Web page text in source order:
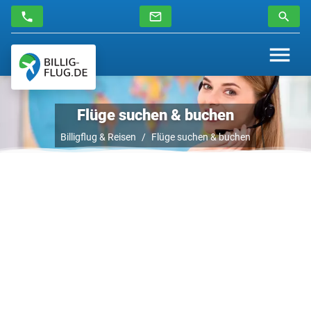
Flüge suchen & buchen
Billigflug & Reisen Flüge suchen & buchen